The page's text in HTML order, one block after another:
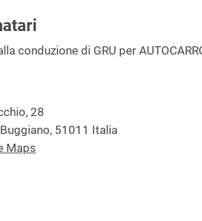
conduzione di GRU per
28
, 51011 Italia
Maps